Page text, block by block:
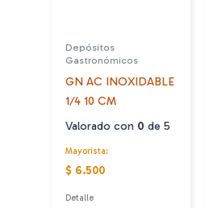
Depósitos
Gastronómicos
GN AC INOXIDABLE
1/4 10 CM
Valorado con 0 de 5
Mayorista:
$ 6.500
Detalle